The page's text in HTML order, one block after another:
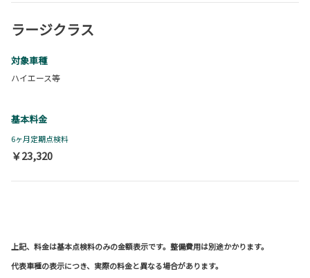
ラージクラス
対象車種
ハイエース等
基本料金
6ヶ月定期点検料
￥23,320
上記、料金は基本点検料のみの金額表示です。整備費用は別途かかります。
代表車種の表示につき、実際の料金と異なる場合があります。